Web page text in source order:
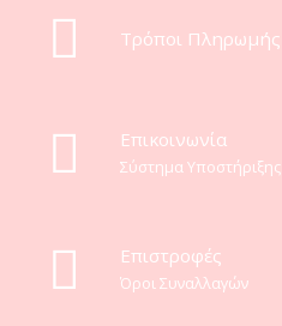
Τρόποι Πληρωμής
Eπικοινωνία
Σύστημα Υποστήριξης
Επιστροφές
Όροι Συναλλαγών